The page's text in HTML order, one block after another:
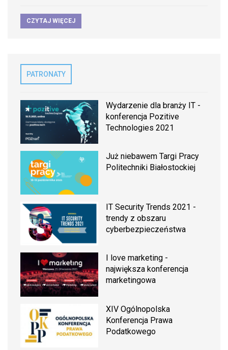
CZYTAJ WIĘCEJ
PATRONATY
Wydarzenie dla branży IT -
konferencja Pozitive
Technologies 2021
Już niebawem Targi Pracy
Politechniki Białostockiej
IT Security Trends 2021 -
trendy z obszaru
cyberbezpieczeństwa
I love marketing -
największa konferencja
marketingowa
XIV Ogólnopolska
Konferencja Prawa
Podatkowego